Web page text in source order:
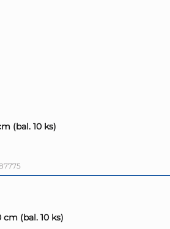
(bal. 10 ks)
cm (bal. 10 ks)